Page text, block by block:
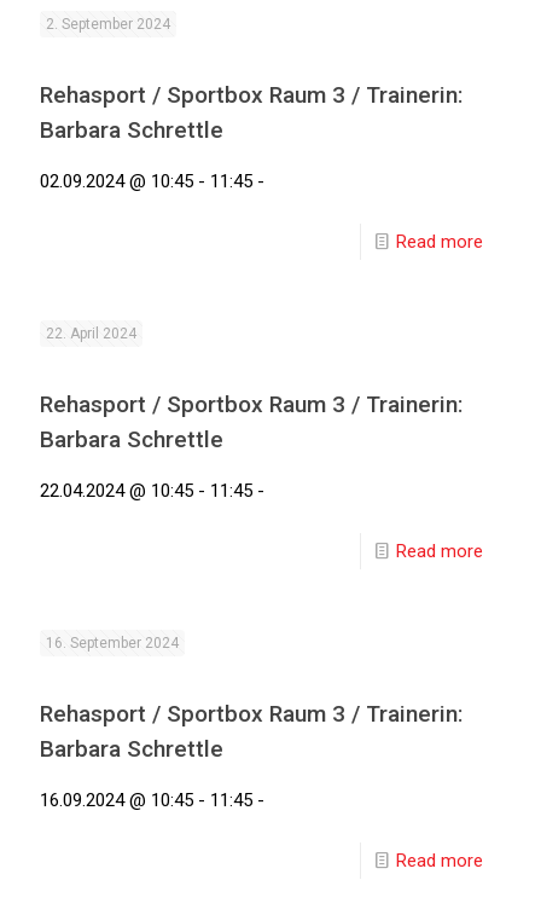
2. September 2024
Rehasport / Sportbox Raum 3 / Trainerin:
Barbara Schrettle
02.09.2024 @ 10:45 - 11:45 -
Read more
22. April 2024
Rehasport / Sportbox Raum 3 / Trainerin:
Barbara Schrettle
22.04.2024 @ 10:45 - 11:45 -
Read more
16. September 2024
Rehasport / Sportbox Raum 3 / Trainerin:
Barbara Schrettle
16.09.2024 @ 10:45 - 11:45 -
Read more